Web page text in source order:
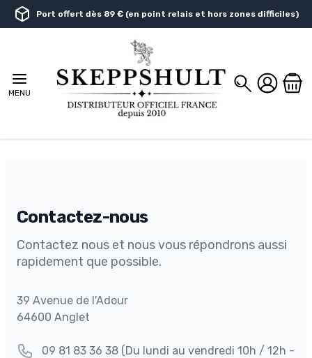
Aller au contenu
Port offert dès 89 € (en point relais et hors zones difficiles)
MENU
Chercher
Contactez-nous
Contactez nous et nous vous répondrons aussi
rapidement que possible.
Adresse
39 Avenue de l'Adour
64600 Anglet
Téléphone09 81 83 36 38 (Du lundi au vendredi 10h / 12h -